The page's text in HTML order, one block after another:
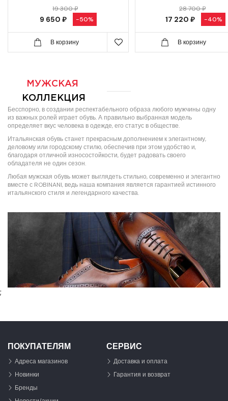
19 300 ₽
9 650 ₽ -50%
В корзину
28 700 ₽
17 220 ₽ -40%
В корзину
МУЖСКАЯ
КОЛЛЕКЦИЯ
Бесспорно, в создании респектабельного образа любого мужчины одну
из важных ролей играет обувь. А правильно выбранная модель
определяет вкус человека в одежде, его статус в обществе.
Итальянская обувь станет прекрасным дополнением к элегантному,
деловому или городскому стилю, обеспечив при этом удобство и,
благодаря отличной износостойкости, будет радовать своего
обладателя не один сезон.
Любая мужская обувь может выглядеть стильно, современно и элегантно
вместе с ROBINANI, ведь наша компания является гарантией истинного
итальянского стиля и легендарного качества.
;
ПОКУПАТЕЛЯМ
Адреса магазинов
Новинки
Бренды
СЕРВИС
Доставка и оплата
Гарантия и возврат